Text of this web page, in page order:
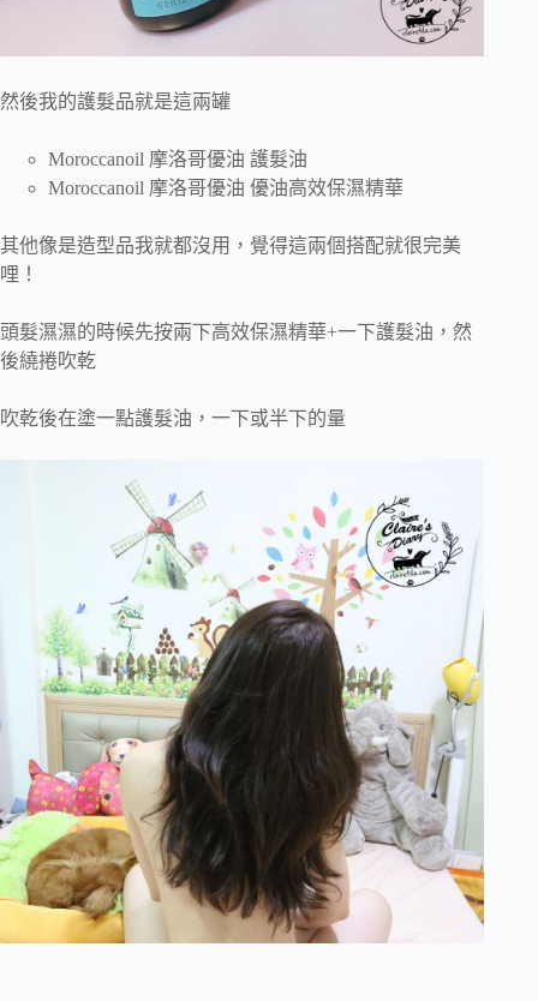
然後我的護髮品就是這兩罐
Moroccanoil 摩洛哥優油 護髮油
Moroccanoil 摩洛哥優油 優油高效保濕精華
其他像是造型品我就都沒用，覺得這兩個搭配就很完美
哩！
頭髮濕濕的時候先按兩下高效保濕精華+一下護髮油，然
後繞捲吹乾
吹乾後在塗一點護髮油，一下或半下的量